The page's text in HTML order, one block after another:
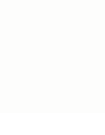
Det er